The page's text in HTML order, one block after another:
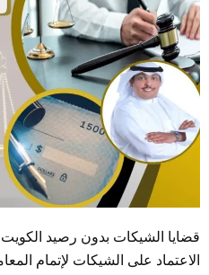
قضايا الشيكات بدون رصيد الكويت
الاعتماد على الشيكات لإتمام